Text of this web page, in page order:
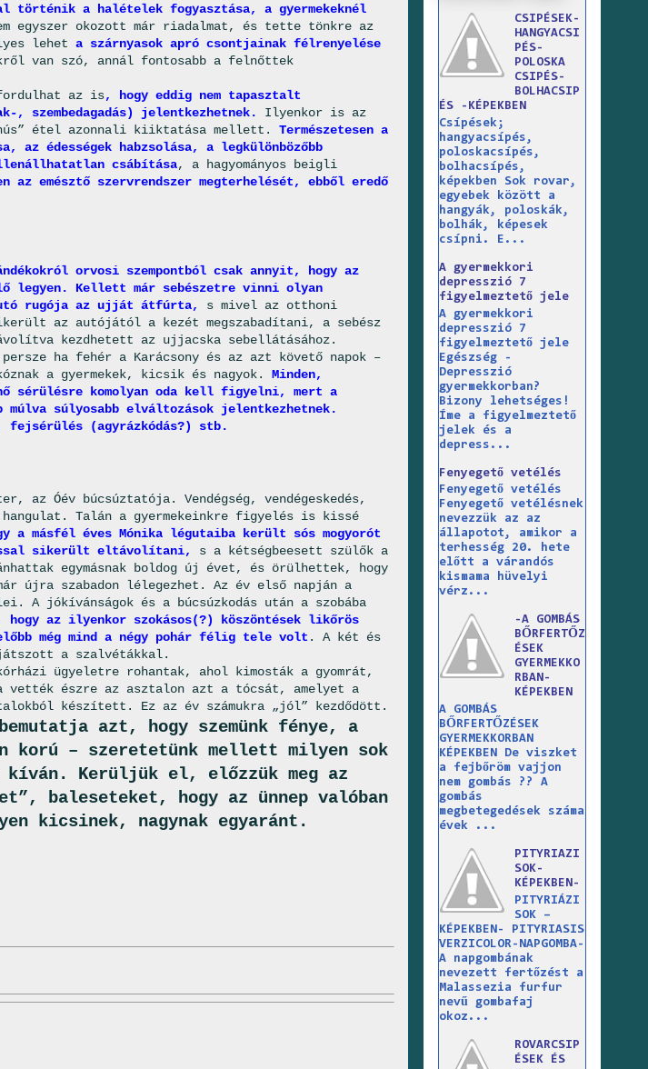
történik a halételek fogyasztása, a gyermekeknél
egyszer okozott már riadalmat, és tette tönkre az
lehet a szárnyasok apró csontjainak félrenyelése
van szó, annál fontosabb a felnőttek
az is, hogy eddig nem tapasztalt
jelentkezhetnek. Ilyenkor is az
étel azonnali kiiktatása mellett. Természetesen a
az édességek habzsolása, a legkülönbözőbb
csábítása, a hagyományos beigli
az emésztő szervrendszer megterhelését, ebből eredő
orvosi szempontból csak annyit, hogy az
legyen. Kellett már sebészetre vinni olyan
rugója az ujját átfúrta,
s mivel az otthoni
az autójától a kezét megszabadítani, a sebész
kezdhetett az ujjacska sebellátásához.
ha fehér a Karácsony és az azt követő napok –
a gyermekek, kicsik és nagyok. Minden,
sérülésre komolyan oda kell figyelni, mert a
múlva súlyosabb elváltozások jelentkezhetnek.
fejsérülés (agyrázkódás?) stb.
Óév búcsúztatója. Vendégség, vendégeskedés,
Talán a gyermekeinkre figyelés is kissé
a másfél éves Mónika légutaiba került sós mogyorót
sikerült eltávolítani,
s a kétségbeesett szülők a
egymásnak boldog új évet, és örülhettek, hogy
újra szabadon lélegezhet. Az év első napján a
A jókívánságok és a búcsúzkodás után a szobába
hogy az ilyenkor szokásos(?) köszöntések likőrös
még mind a négy pohár félig tele volt . A két és
a szalvétákkal.
ügyeletre rohantak, ahol kimosták a gyomrát,
vették észre az asztalon azt a tócsát, amelyet a
készített. Ez az év számukra „jól” kezdődött.
azt, hogy szemünk fénye, a
korú – szeretetünk mellett milyen sok
kíván. Kerüljük el, előzzük meg az
baleseteket, hogy az ünnep valóban
kicsinek, nagynak egyaránt.
CSIPÉSEK-
HANGYACSI
PÉS-
POLOSKA
CSIPÉS-
BOLHACSIP
ÉS -KÉPEKBEN
Csípések;
hangyacsípés,
poloskacsípés,
bolhacsípés,
képekben Sok rovar,
egyebek között a
hangyák, poloskák,
bolhák, képesek
csípni. E...
A gyermekkori
depresszió 7
figyelmeztető jele
A gyermekkori
depresszió 7
figyelmeztető jele
Egészség -
Depresszió
gyermekkorban?
Bizony lehetséges!
Íme a figyelmeztető
jelek és a
depress...
Fenyegető vetélés
Fenyegető vetélés
Fenyegető vetélésnek
nevezzük az az
állapotot, amikor a
terhesség 20. hete
előtt a várandós
kismama hüvelyi
vérz...
-A GOMBÁS
BŐRFERTŐZ
ÉSEK
GYERMEKKO
RBAN-
KÉPEKBEN
A GOMBÁS
BŐRFERTŐZÉSEK
GYERMEKKORBAN
KÉPEKBEN De viszket
a fejbőröm vajjon
nem gombás ?? A
gombás
megbetegedések száma
évek ...
PITYRIAZI
SOK-
KÉPEKBEN-
PITYRIÁZI
SOK –
KÉPEKBEN- PITYRIASIS
VERZICOLOR-NAPGOMBA-
A napgombának
nevezett fertőzést a
Malassezia furfur
nevű gombafaj
okoz...
ROVARCSIP
ÉSEK ÉS